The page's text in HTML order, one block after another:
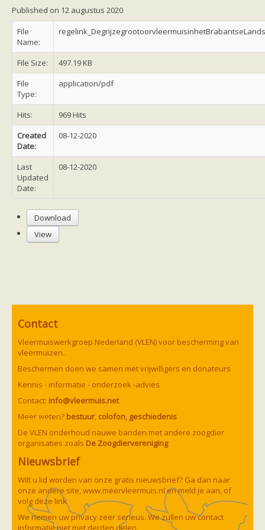
Limburg
Noord-Brabant
Noord-Holland
Utrecht
Zeeland
Zuid-Holland
Vleermuizen en ziektes
Soortbescherming
Gebiedsbescherming
Hulp bij bouwplannen en bomenkap
Vleermuisprotocol
Doe mee
vleermuiskasten kopen/ ophangen
Regionale of provinciale werkgroepen
Jeugd
Voedsel en jagen
Verblijfplaatsen
Echolocatie
Soorten
Baardvleermuis
Bechsteins vleermuis
Bosvleermuis
Brandt's vleermuis
Bruine of gewone grootoorvleermuis
Franjestaart
Gewone dwergvleermuis
Grijze grootoorvleermuis
Grote rosse vleermuis
Ingekorven vleermuis
Laatvlieger
Meervleermuis
Mopsvleermuis
Noordse vleermuis
Rosse vleermuis
Gewone grootoorvleermuis
Published on 12 augustus 2020
File
Name:
File Size:
497.19 KB
File
Type:
application/pdf
Hits:
969 Hits
Created
Date:
08-12-2020
Last
Updated
Date:
08-12-2020
Download
View
Contact
Vleermuiswerkgroep Nederland (VLEN) voor bescherming van
vleermuizen..
Beschermen doen we samen met vrijwilligers en donateurs
Kennis - informatie - onderzoek -advies
Contact: info@vleermuis.net
Meer weten? bestuur, colofon, geschiedenis
De VLEN onderhoud nauwe banden met andere zoogdier
organisaties zoals De Zoogdiervereniging
Nieuwsbrief
Wilt u lid worden van onze gratis nieuwsbrief? Ga dan naar
onze andere site,www.meervleermuis.nlen meld je aan, of
volg deze link
We nemen uw privacy zeer serieus. We zullen uw contact
informatie niet met derden delen.